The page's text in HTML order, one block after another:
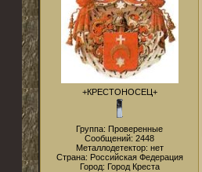
+КРЕСТОНОСЕЦ+
Группа: Проверенные
Сообщений: 2448
Металлодетектор: нет
Страна: Российская Федерация
Город: Город Креста